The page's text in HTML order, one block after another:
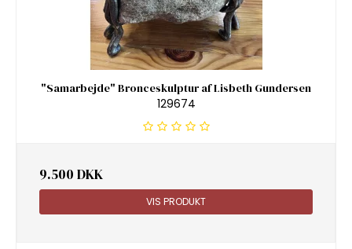
"Samarbejde" Bronceskulptur af Lisbeth Gundersen
129674
9.500 DKK
VIS PRODUKT